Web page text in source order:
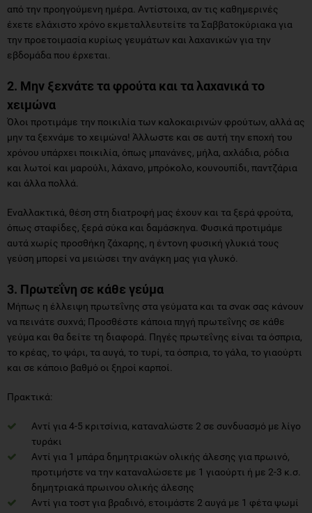
από την προηγούμενη ημέρα. Αντίστοιχα, αν τις καθημερινές
έχετε ελάχιστο χρόνο εκμεταλλευτείτε τα Σαββατοκύριακα για
την προετοιμασία κυρίως γευμάτων και λαχανικών για την
εβδομάδα που έρχεται.
2. Μην ξεχνάτε τα φρούτα και τα λαχανικά το
χειμώνα
Όλοι προτιμάμε την ποικιλία των καλοκαιρινών φρούτων, αλλά ας
μην τα ξεχνάμε το χειμώνα! Άλλωστε και σε αυτή την εποχή του
χρόνου υπάρχει ποικιλία, όπως μπανάνες, μήλα, αχλάδια, ρόδια
και λωτοί και μαρούλι, λάχανο, μπρόκολο, κουνουπίδι, παντζάρια
και άλλα πολλά.
Εναλλακτικά, θέση στη διατροφή μας έχουν και τα ξερά φρούτα,
όπως σταφίδες, ξερά σύκα και δαμάσκηνα. Φυσικά προτιμάμε
αυτά χωρίς προσθήκη ζάχαρης, η έντονη φυσική γλυκιά τους
γεύση μπορεί να μειώσει την ανάγκη μας για γλυκό.
3. Πρωτεΐνη σε κάθε γεύμα
Μήπως η έλλειψη πρωτεΐνης στα γεύματα και τα σνακ σας κάνουν
να πεινάτε συχνά; Προσθέστε κάποια πηγή πρωτεΐνης σε κάθε
γεύμα και θα δείτε τη διαφορά. Πηγές πρωτεΐνης είναι τα όσπρια,
το κρέας, το ψάρι, τα αυγά, το τυρί, τα όσπρια, το γάλα, το γιαούρτι
και σε κάποιο βαθμό οι ξηροί καρποί.
Πρακτικά:
Αντί για 4-5 κριτσίνια, καταναλώστε 2 σε συνδυασμό με λίγο
τυράκι
Αντί για 1 μπάρα δημητριακών ολικής άλεσης για πρωινό,
προτιμήστε να την καταναλώσετε με 1 γιαούρτι ή με 2-3 κ.σ.
δημητριακά πρωινου ολικής άλεσης
Αντί για τοστ για βραδινό, ετοιμάστε 2 αυγά με 1 φέτα ψωμί